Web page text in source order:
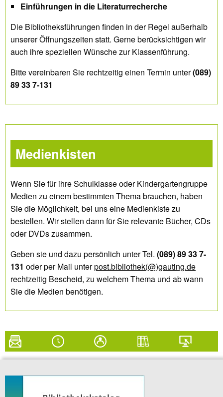
Einführungen in die Literaturrecherche
Die Bibliotheksführungen finden in der Regel außerhalb
unserer Öffnungszeiten statt. Gerne berücksichtigen wir
auch ihre speziellen Wünsche zur Klassenführung.
Bitte vereinbaren Sie rechtzeitig einen Termin unter(089)
89 33 7-131
Medienkisten
Wenn Sie für ihre Schulklasse oder Kindergartengruppe
Medien zu einem bestimmten Thema brauchen, haben
Sie die Möglichkeit, bei uns eine Medienkiste zu
bestellen. Wir stellen dann für Sie relevante Bücher, CDs
oder DVDs zusammen.
Geben sie und dazu persönlich unter Tel. (089) 89 33 7-
131 oder per Mail unterpost.bibliothek(@)gauting.de
rechtzeitig Bescheid, zu welchem Thema und ab wann
Sie die Medien benötigen.